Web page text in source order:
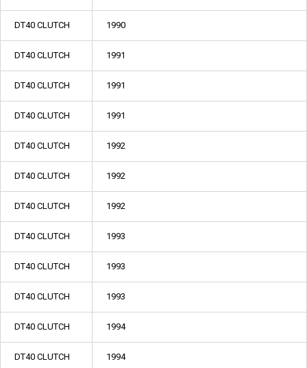
DT40 CLUTCH 1990
DT40 CLUTCH 1991
DT40 CLUTCH 1991
DT40 CLUTCH 1991
DT40 CLUTCH 1992
DT40 CLUTCH 1992
DT40 CLUTCH 1992
DT40 CLUTCH 1993
DT40 CLUTCH 1993
DT40 CLUTCH 1993
DT40 CLUTCH 1994
DT40 CLUTCH 1994